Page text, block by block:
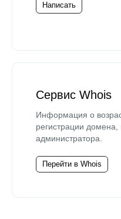
Написать
Сервис Whois
Информация о
регистрации домена,
администратора.
Перейти в Whois